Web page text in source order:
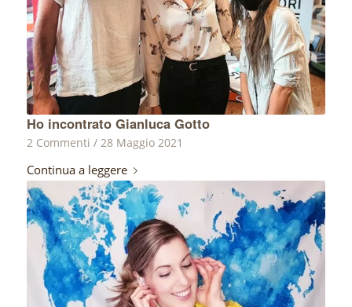
Ho incontrato Gianluca Gotto
2 Commenti / 28 Maggio 2021
Continua a leggere